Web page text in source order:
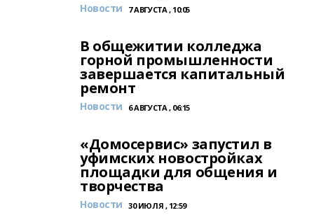
Новости 7 АВГУСТА , 10:05
В общежитии колледжа
горной промышленности
завершается капитальный
ремонт
Новости 6 АВГУСТА , 06:15
«Домосервис» запустил в
уфимских новостройках
площадки для общения и
творчества
Новости 30 ИЮЛЯ , 12:59